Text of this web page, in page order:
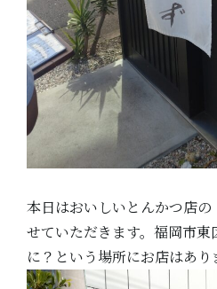
本日はおいしいとんかつ店
せていただきます。福岡市東
に？という場所にお店はあり